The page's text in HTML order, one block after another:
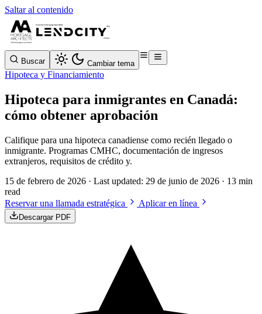
Saltar al contenido
Buscar Cambiar tema
Hipoteca y Financiamiento
Hipoteca para inmigrantes en Canadá:
cómo obtener aprobación
Califique para una hipoteca canadiense como recién llegado o
inmigrante. Programas CMHC, documentación de ingresos
extranjeros, requisitos de crédito y.
15 de febrero de 2026 · Last updated: 29 de junio de 2026 · 13 min
read
Reservar una llamada estratégica
Aplicar en línea
Descargar PDF